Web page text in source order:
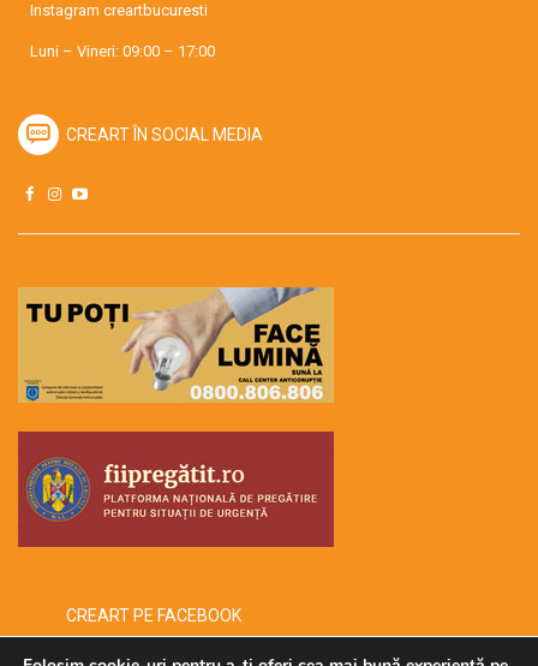
Instagram creartbucuresti
Luni – Vineri: 09:00 – 17:00
CREART ÎN SOCIAL MEDIA
CREART PE FACEBOOK